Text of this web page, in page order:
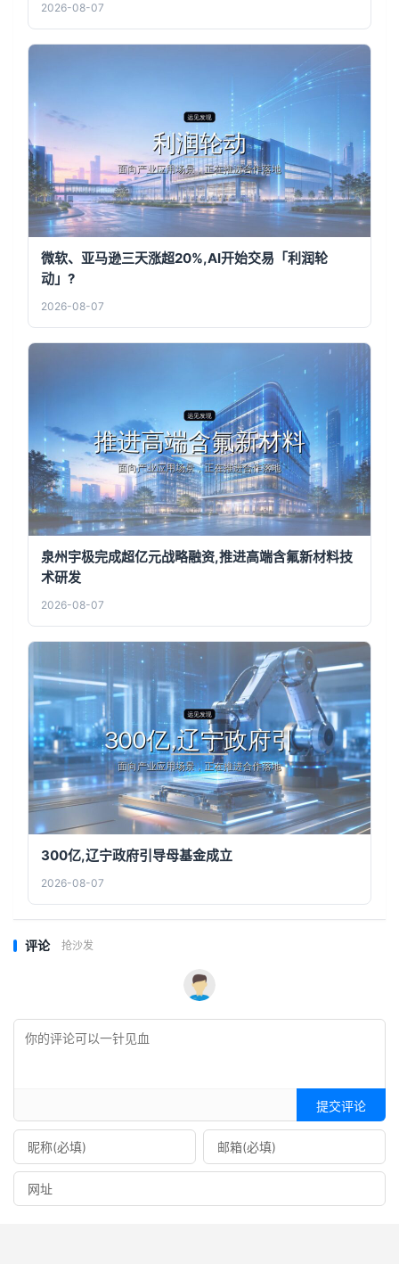
2026-08-07
微软、亚马逊三天涨超20%,AI开始交易「利润轮
动」?
2026-08-07
泉州宇极完成超亿元战略融资,推进高端含氟新材料技
术研发
2026-08-07
300亿,辽宁政府引导母基金成立
2026-08-07
评论 抢沙发
提交评论